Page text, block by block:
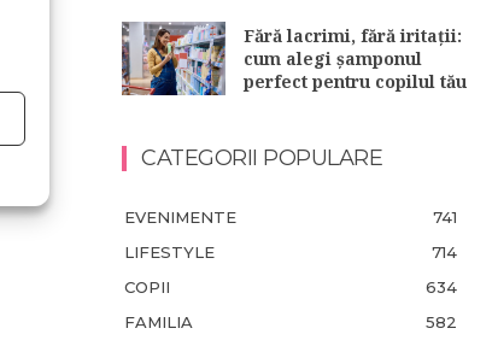
Fără lacrimi, fără iritații:
cum alegi șamponul
perfect pentru copilul tău
CATEGORII POPULARE
EVENIMENTE
741
LIFESTYLE
714
COPII
634
FAMILIA
582